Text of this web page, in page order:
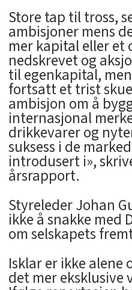
Store tap til tross,
ambisjoner mens
mer kapital eller et
nedskrevet og
til egenkapital,
fortsatt et trist
ambisjon om å
internasjonal
drikkevarer og
suksess i de
introdusert i»,
årsrapport.
Styreleder Johan
ikke å snakke med
om selskapets
Isklar er ikke alene
det mer eksklusive